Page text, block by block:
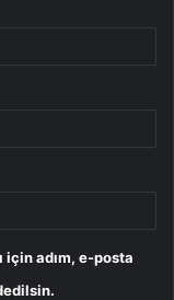
için adım, e-posta